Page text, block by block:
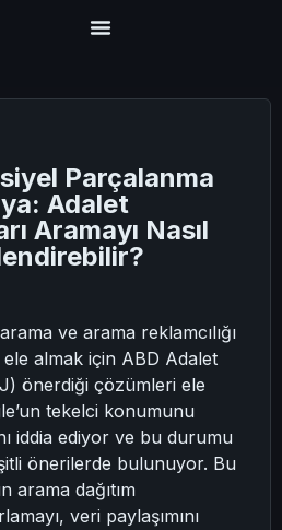
Parçalanma
Adalet
Aramayı Nasıl
ve arama reklamcılığı
ele almak için ABD Adalet
önerdiği çözümleri ele
tekelci konumunu
iddia ediyor ve bu durumu
önerilerde bulunuyor. Bu
arama dağıtım
veri paylaşımını